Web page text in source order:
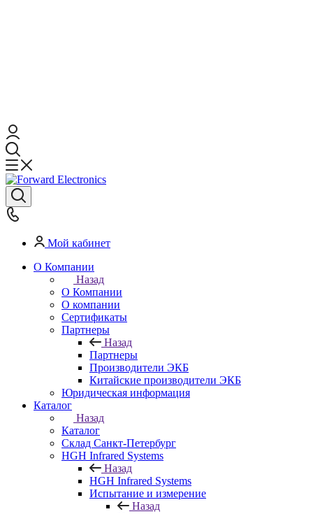
Мой кабинет
О Компании
Назад
О Компании
О компании
Сертификаты
Партнеры
Назад
Партнеры
Производители ЭКБ
Китайские производители ЭКБ
Юридическая информация
Каталог
Назад
Каталог
Cклад Санкт-Петербург
HGH Infrared Systems
Назад
HGH Infrared Systems
Испытание и измерение
Назад